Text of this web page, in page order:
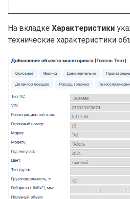
На вкладке Характеристики
технические характеристики